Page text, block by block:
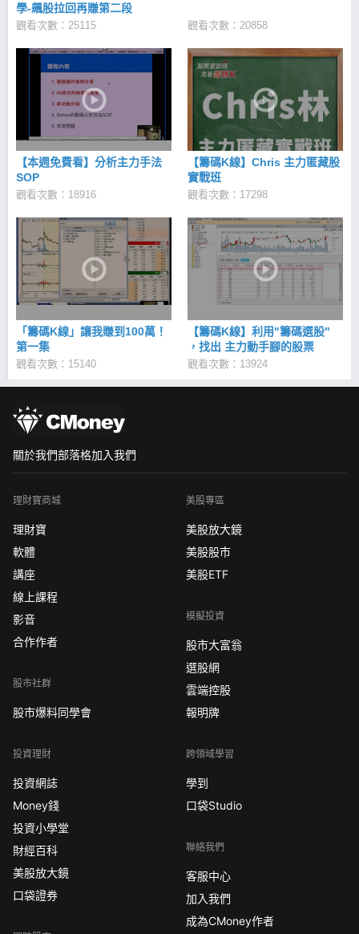
學-飆股拉回再賺第二段
觀看次數：25115 觀看次數：20858
【本週免費看】分析主力手法
SOP
觀看次數：18916
【籌碼K線】Chris 主力匿藏股
實戰班
觀看次數：17298
「籌碼K線」讓我賺到100萬！
第一集
觀看次數：15140
【籌碼K線】利用"籌碼選股"
，找出 主力動手腳的股票
觀看次數：13924
關於我們部落格加入我們
理財寶商城
理財寶
軟體
講座
線上課程
影音
合作作者
股市社群
股市爆料同學會
投資理財
投資網誌
Money錢
投資小學堂
財經百科
美股放大鏡
口袋證券
美股專區
美股放大鏡
美股股市
美股ETF
模擬投資
股市大富翁
選股網
雲端控股
報明牌
跨領域學習
學到
口袋Studio
聯絡我們
客服中心
加入我們
成為CMoney作者